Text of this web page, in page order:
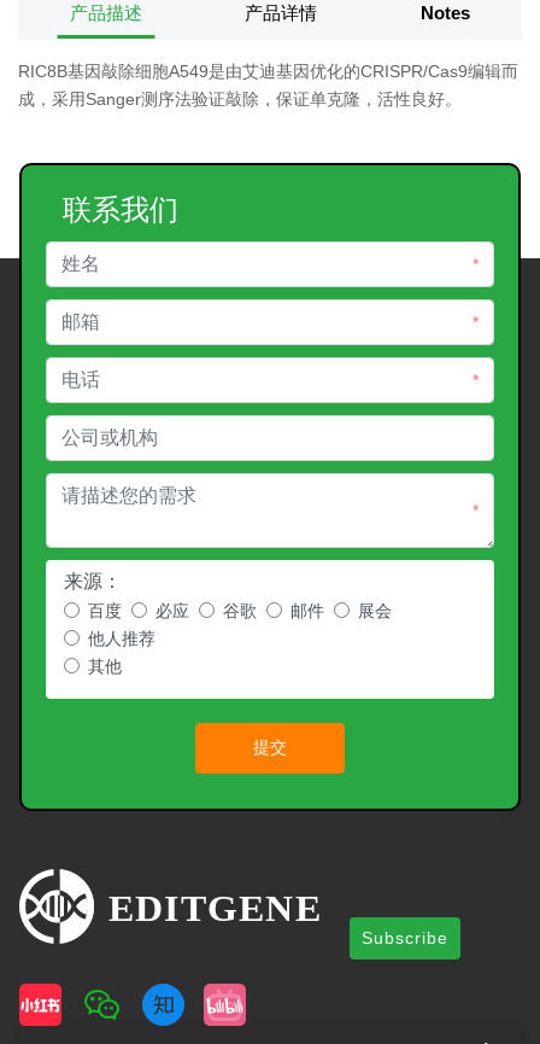
产品描述 产品详情 Notes
RIC8B基因敲除细胞A549是由艾迪基因优化的CRISPR/Cas9编辑而
成，采用Sanger测序法验证敲除，保证单克隆，活性良好。
联系我们
*
*
*
*
来源：
百度 必应 谷歌 邮件
展会
他人推荐
其他
提交
Subscribe